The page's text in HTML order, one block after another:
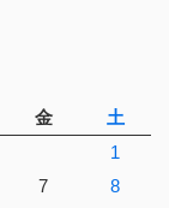
金 土
1
7
8